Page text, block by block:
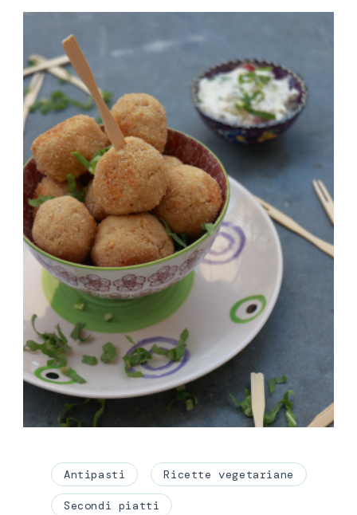
Antipasti Ricette vegetariane
Secondi piatti